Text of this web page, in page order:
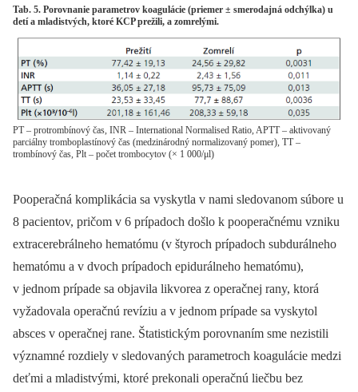
Tab. 5. Porovnanie parametrov koagulácie (priemer ± smerodajná odchýlka) u
detí a mladistvých, ktoré KCP prežili, a zomrelými.
PT – protrombínový čas, INR – International Normalised Ratio, APTT – aktivovaný
parciálny tromboplastínový čas (medzinárodný normalizovaný pomer), TT –
trombínový čas, Plt – počet trombocytov (× 1 000/μl)
Pooperačná komplikácia sa vyskytla v nami sledovanom súbore u
8 pacientov, pričom v 6 prípadoch došlo k pooperačnému vzniku
extracerebrálneho hematómu (v štyroch prípadoch subdurálneho
hematómu a v dvoch prípadoch epidurálneho hematómu),
v jednom prípade sa objavila likvorea z operačnej rany, ktorá
vyžadovala operačnú revíziu a v jednom prípade sa vyskytol
absces v operačnej rane. Štatistickým porovnaním sme nezistili
významné rozdiely v sledovaných parametroch koagulácie medzi
deťmi a mladistvými, ktoré prekonali operačnú liečbu bez